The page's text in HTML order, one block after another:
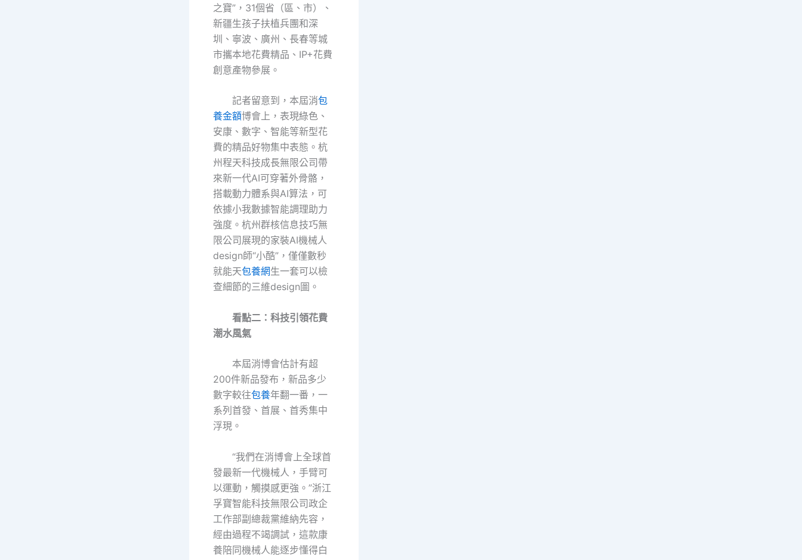
之寶”，31個省（區、市）、
新疆生孩子扶植兵團和深
圳、寧波、廣州、長春等城
市攜本地花費精品、IP+花費
創意產物參展。
記者留意到，本屆消包
養金額博會上，表現綠色、
安康、數字、智能等新型花
費的精品好物集中表態。杭
州程天科技成長無限公司帶
來新一代AI可穿著外骨骼，
搭載動力體系與AI算法，可
依據小我數據智能調理助力
強度。杭州群核信息技巧無
限公司展現的家裝AI機械人
design師“小酷”，僅僅數秒
就能天包養網生一套可以檢
查細節的三維design圖。
看點二：科技引領花費
潮水風氣
本屆消博會估計有超
200件新品發布，新品多少
數字較往包養年翻一番，一
系列首發、首展、首秀集中
浮現。
“我們在消博會上全球首
發最新一代機械人，手臂可
以運動，觸摸感更強。”浙江
孚寶智能科技無限公司政企
工作部副總裁黨維納先容，
經由過程不竭調試，這款康
養陪同機械人能逐步懂得白